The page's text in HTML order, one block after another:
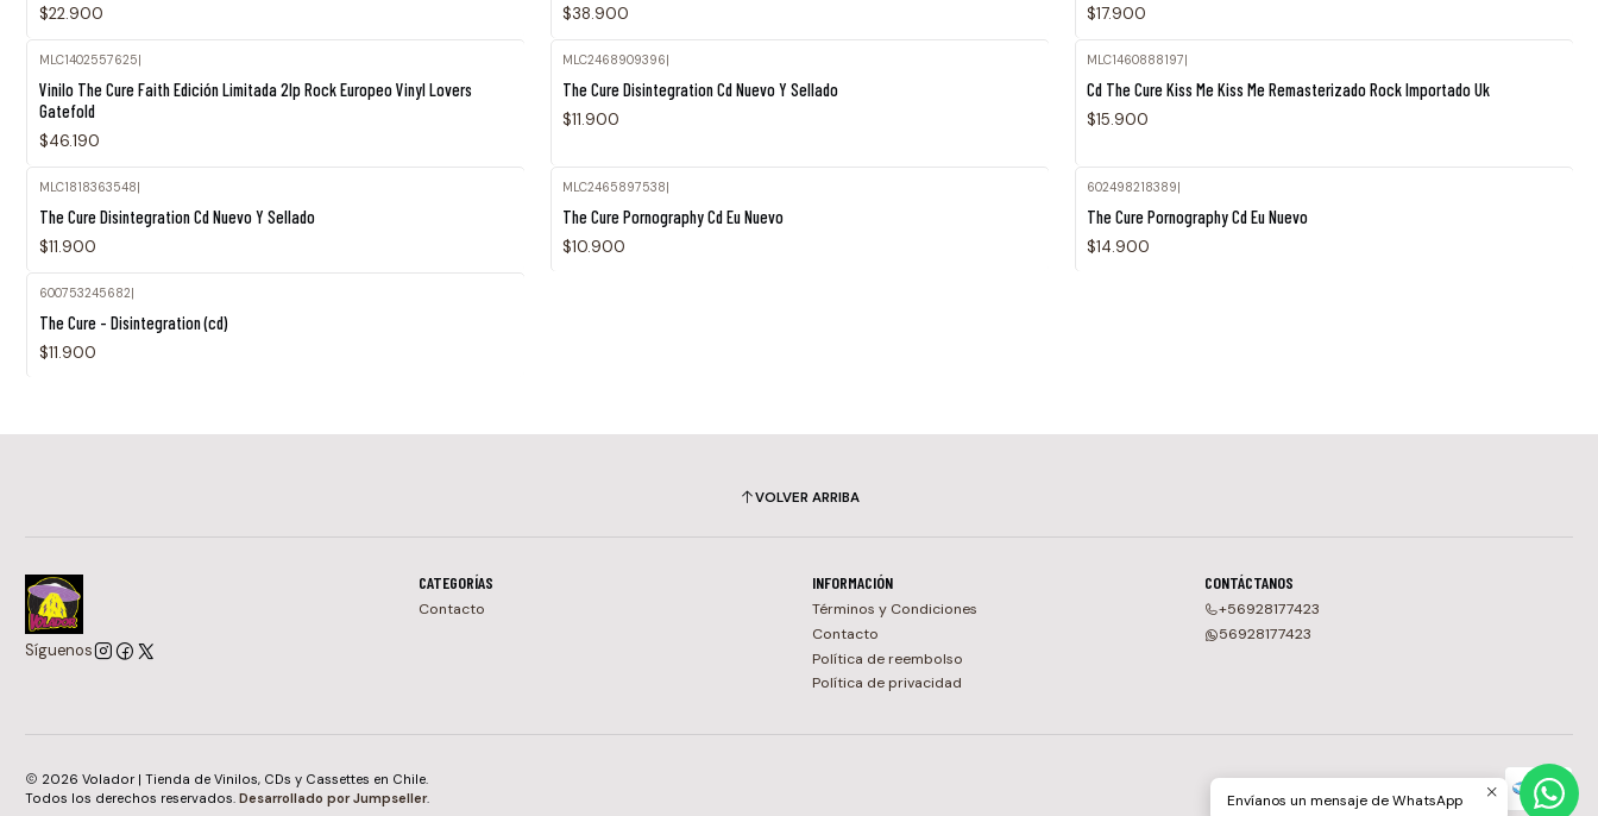
$22.900 $38.900 $17.900
MLC1402557625|
Vinilo The Cure Faith Edición Limitada 2lp Rock Europeo Vinyl Lovers
Gatefold
$46.190
MLC2468909396|
The Cure Disintegration Cd Nuevo Y Sellado
$11.900
MLC1460888197|
Cd The Cure Kiss Me Kiss Me Remasterizado Rock Importado Uk
$15.900
MLC1818363548
The Cure Disintegration Cd Nuevo Y Sellado
$11.900
MLC2465897538
The Cure Pornography Cd Eu Nuevo
$10.900
602498218389
The Cure Pornography Cd Eu Nuevo
$14.900
600753245682|
The Cure - Disintegration (cd)
$11.900
VOLVER ARRIBA
Síguenos
CATEGORÍAS
Contacto
INFORMACIÓN
Términos y Condiciones
Contacto
Política de reembolso
Política de privacidad
CONTÁCTANOS
+56928177423
56928177423
2026 Volador | Tienda de Vinilos, CDs y Cassettes en Chile.
Todos los derechos reservados. Desarrollado por Jumpseller. Envíanos un mensaje de WhatsApp